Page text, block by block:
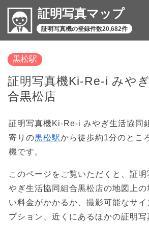
証明写真マップ
証明写真機の登録件数20,682件
黒松駅
証明写真機Ki-Re-i みや
合黒松店
証明写真機Ki-Re-i みやぎ生活協同
寄りの黒松駅から徒歩約1分のとこ
機です。
このページをご覧いただくと、証
やぎ生活協同組合黒松店の地図上の
い料金がかかるか、撮影可能なサ
プション、近くにあるほかの証明